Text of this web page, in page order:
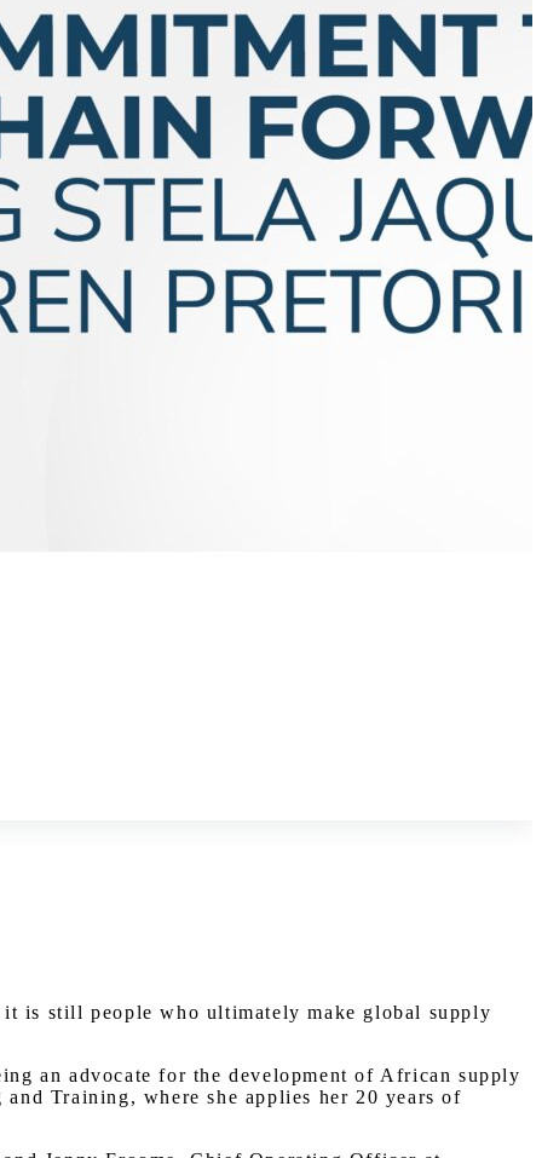
is still people who ultimately make global supply
an advocate for the development of African supply
Training, where she applies her 20 years of